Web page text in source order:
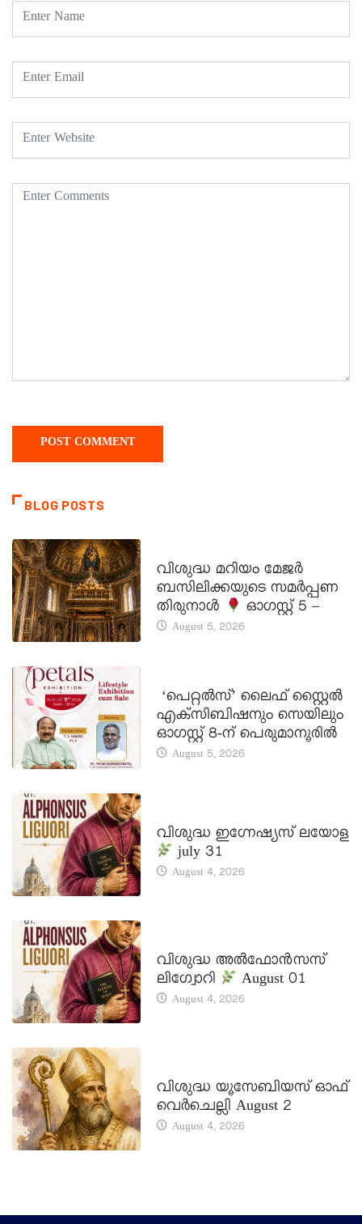
BLOG POSTS
വിശുദ്ധ മറിയം മേജർ
ബസിലിക്കയുടെ സമർപ്പണ
തിരുനാൾ
ഓഗസ്റ്റ് 5 –
August 5, 2026
‘പെറ്റൽസ്’ ലൈഫ് സ്റ്റൈൽ
എക്സിബിഷനും സെയിലും
ഓഗസ്റ്റ് 8-ന് പെരുമാനൂരിൽ
August 5, 2026
വിശുദ്ധ ഇഗ്നേഷ്യസ് ലയോള
july 31
August 4, 2026
വിശുദ്ധ അൽഫോൻസസ്
ലിഗ്വോറി
August 01
August 4, 2026
വിശുദ്ധ യൂസേബിയസ് ഓഫ്
വെർചെല്ലി August 2
August 4, 2026